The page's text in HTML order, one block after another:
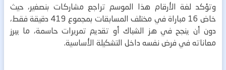
وتؤكد لغة الأرقام هذا الموسم تراجع مشاركات بنصغير، حيث
خاض 16 مباراة في مختلف المسابقات بمجموع 419 دقيقة فقط،
دون أن ينجح في هز الشباك أو تقديم تمريرات حاسمة، ما يبرز
معاناته في فرض نفسه داخل التشكيلة الأساسية.